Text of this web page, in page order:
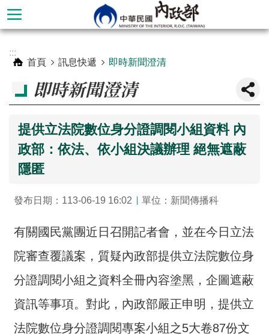
跳到主要內容區塊
階
本
部
介
主
題
:::
首頁
訊息快遞 即時新聞澄清
即時新聞澄清
提供立法院數位身分證調閱小組資料 內
政部：依法、依小組決議辦理 絕無遮蔽
隱匿
發布日期：113-06-19 16:02 單位：新聞傳播科
有關國民黨團近日召開記者會，並在今日立法
院審查覆議案，質疑內政部提供立法院數位身
分證調閱小組之資料全冊內容塗黑，企圖遮蔽
資訊等事項。對此，內政部嚴正申明，提供立
法院數位身分證調閱專案小組之5大卷87份文